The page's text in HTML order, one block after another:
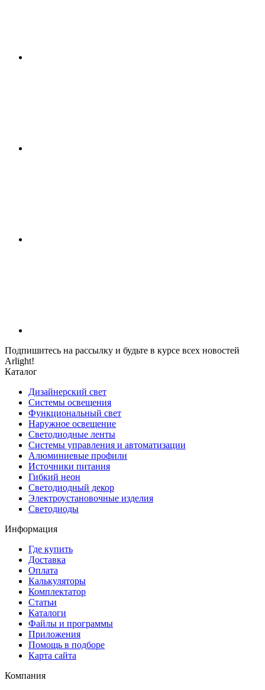
Подпишитесь на рассылку и будьте в курсе всех новостей
Arlight!
Каталог
Дизайнерский свет
Системы освещения
Функциональный свет
Наружное освещение
Светодиодные ленты
Системы управления и автоматизации
Алюминиевые профили
Источники питания
Гибкий неон
Светодиодный декор
Электроустановочные изделия
Светодиоды
Информация
Где купить
Доставка
Оплата
Калькуляторы
Комплектатор
Статьи
Каталоги
Файлы и программы
Приложения
Помощь в подборе
Карта сайта
Компания